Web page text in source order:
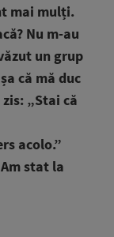
mai mulți.
Nu m-au
un grup
că mă duc
„Stai că
acolo.”
stat la